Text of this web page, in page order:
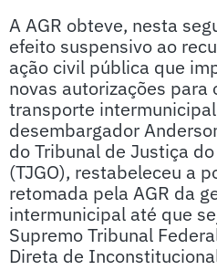
A AGR obteve, nesta
efeito suspensivo ao
ação civil pública que
novas autorizações para
transporte
desembargador
do Tribunal de Justiça
(TJGO), restabeleceu a
retomada pela AGR da
intermunicipal até que
Supremo Tribunal
Direta de